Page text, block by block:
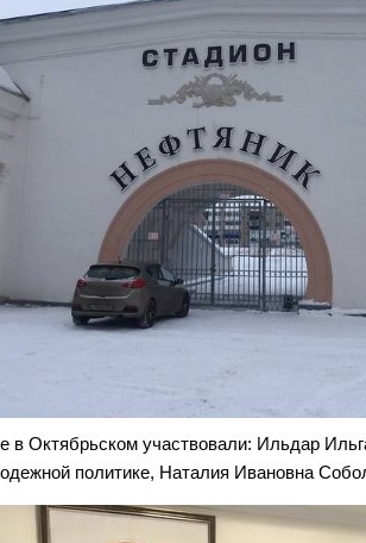
в Октябрьском участвовали: Ильдар
политике, Наталия Ивановна